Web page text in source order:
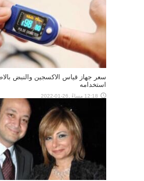
سعر جهاز قياس الاكسجين والنبض
استخدامه
12:18 مساءً ,26-01-2022